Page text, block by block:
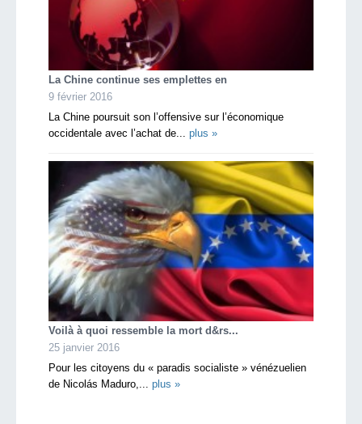
La Chine continue ses emplettes en
9 février 2016
La Chine poursuit son l’offensive sur l’économique
occidentale avec l’achat de... plus »
Voilà à quoi ressemble la mort d&rs...
25 janvier 2016
Pour les citoyens du « paradis socialiste » vénézuelien
de Nicolás Maduro,... plus »